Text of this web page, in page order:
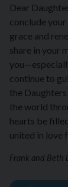
Dear
conclude
grace and
share in your
continue to
the
the world
hearts be
united in love
Frank and Beth